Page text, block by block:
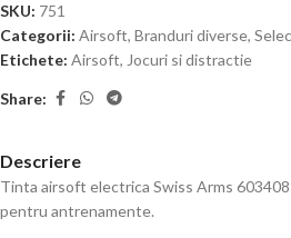
SKU: 751
Categorii: Airsoft, Branduri diverse,
Etichete: Airsoft, Jocuri si distractie
Share:
Descriere
Tinta airsoft electrica Swiss Arms
pentru antrenamente.